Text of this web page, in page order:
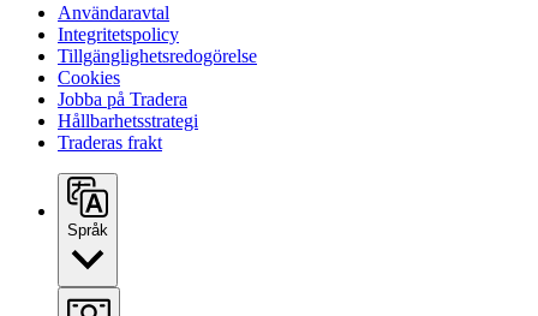
Användaravtal
Integritetspolicy
Tillgänglighetsredogörelse
Cookies
Jobba på Tradera
Hållbarhetsstrategi
Traderas frakt
Språk